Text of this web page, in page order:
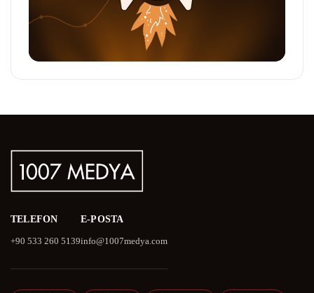
TELEFON
+90 533 260 5139
E-POSTA
info@1007medya.com